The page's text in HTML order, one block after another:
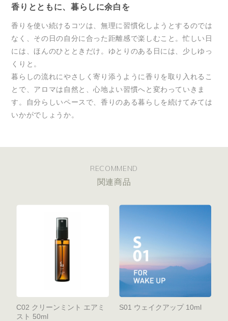
香りとともに、暮らしに余白を
香りを使い続けるコツは、無理に習慣化しようとするのでは
なく、その日の自分に合った距離感で楽しむこと。忙しい日
には、ほんのひとときだけ。ゆとりのある日には、少しゆっ
くりと。
暮らしの流れにやさしく寄り添うように香りを取り入れるこ
とで、アロマは自然と、心地よい習慣へと変わっていきま
す。自分らしいペースで、香りのある暮らしを続けてみては
いかがでしょうか。
RECOMMEND
関連商品
C02 クリーンミント エアミ
スト 50ml
S01 ウェイクアップ 10ml